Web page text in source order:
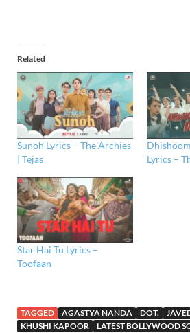
Related
Sunoh Lyrics – The Archies
| Tejas
Lyrics –
Star Hai Tu Lyrics –
Toofaan
TAGGED AGASTYA NANDA DOT.
KHUSHI KAPOOR
LATEST BOLLYWOOD